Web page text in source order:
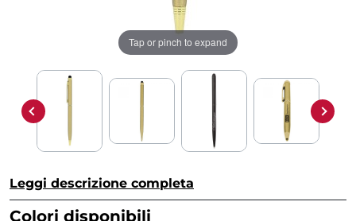
Tap or pinch to expand
Leggi descrizione completa
Colori disponibili